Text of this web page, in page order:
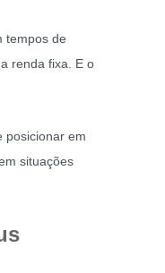
tempos de
renda fixa. E o
posicionar em
situações